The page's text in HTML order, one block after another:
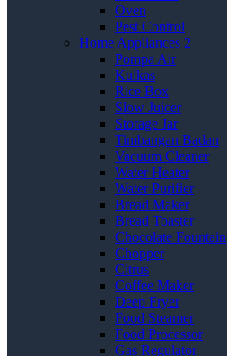
Oven
Pest Control
Home Appliances 2
Pompa Air
Kulkas
Rice Box
Slow Juicer
Storage Jar
Timbangan Badan
Vacuum Cleaner
Water Heater
Water Purifier
Bread Maker
Bread Toaster
Chocolate Fountain
Chopper
Citrus
Coffee Maker
Deep Fryer
Food Steamer
Food Processor
Gas Regulator